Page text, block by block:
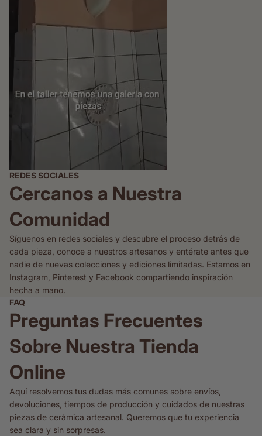
REDES SOCIALES
Cercanos a Nuestra
Comunidad
Síguenos en redes sociales y descubre el proceso detrás de
cada pieza, conoce a nuestros artesanos y entérate antes que
nadie de nuevas colecciones y ediciones limitadas. Estamos en
Instagram, Pinterest y Facebook compartiendo inspiración
hecha a mano.
FAQ
Preguntas Frecuentes
Sobre Nuestra Tienda
Online
Aquí resolvemos tus dudas más comunes sobre envíos,
devoluciones, tiempos de producción y cuidados de nuestras
piezas de cerámica artesanal. Queremos que tu experiencia
sea clara y sin sorpresas.